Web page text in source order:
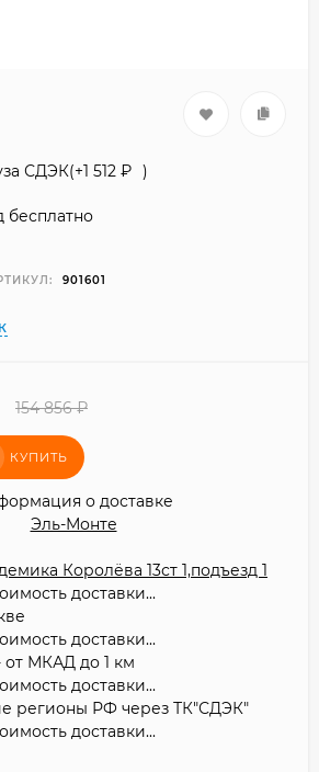
СДЭК(+1 512 )
бесплатно
901601
154 856
КУПИТЬ
о доставке
Эль-Монте
Королёва 13ст 1,подъезд 1
доставки...
доставки...
МКАД до 1 км
доставки...
регионы РФ через ТК"СДЭК"
доставки...